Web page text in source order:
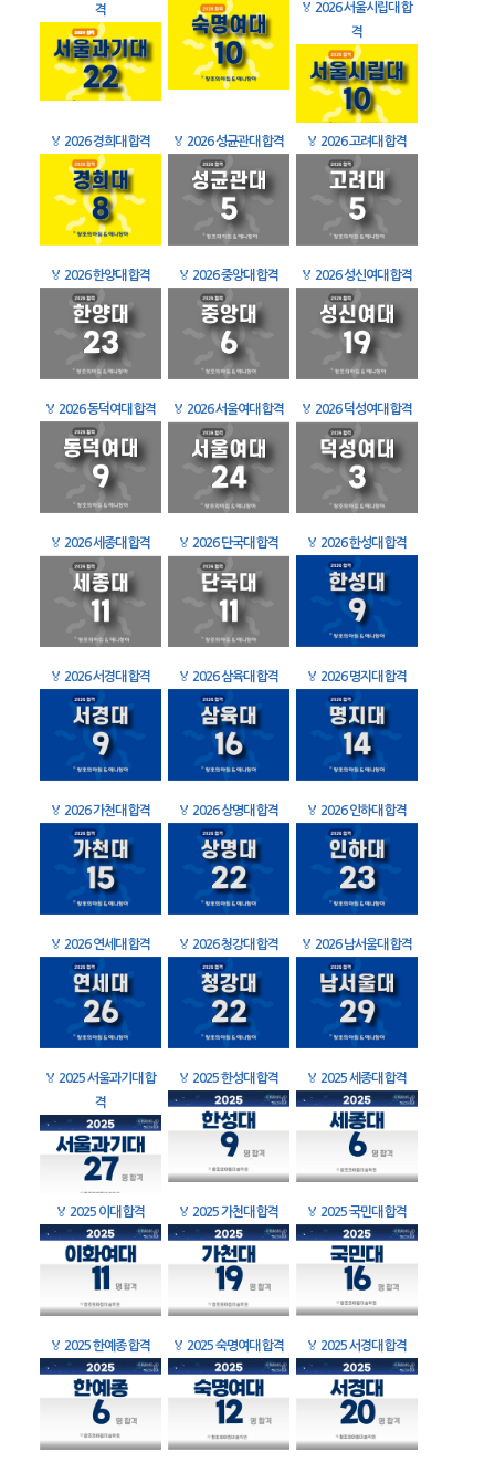
격
🏅 2026 서울시립대 합
격
🏅 2026 경희대 합격 🏅 2026 성균관대 합격 🏅 2026 고려대 합격
🏅 2026 한양대 합격 🏅 2026 중앙대 합격 🏅 2026 성신여대 합격
🏅 2026 동덕여대 합격 🏅 2026 서울여대 합격 🏅 2026 덕성여대 합격
🏅 2026 세종대 합격 🏅 2026 단국대 합격 🏅 2026 한성대 합격
🏅 2026 서경대 합격 🏅 2026 삼육대 합격 🏅 2026 명지대 합격
🏅 2026 가천대 합격 🏅 2026 상명대 합격 🏅 2026 인하대 합격
🏅 2026 연세대 합격 🏅 2026 청강대 합격 🏅 2026 남서울대 합격
🏅 2025 서울과기대 합
격
🏅 2025 한성대 합격 🏅 2025 세종대 합격
🏅 2025 이대 합격 🏅 2025 가천대 합격 🏅 2025 국민대 합격
🏅 2025 한예종 합격 🏅 2025 숙명여대 합격 🏅 2025 서경대 합격